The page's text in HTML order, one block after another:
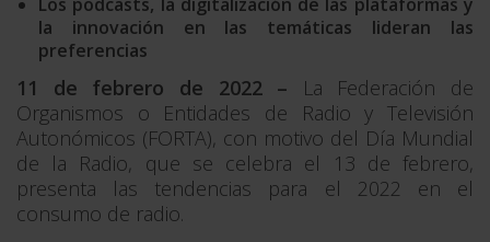
la innovación en las temáticas lideran las
preferencias
11 de febrero de 2022 – La Federación de
Organismos o Entidades de Radio y Televisión
Autonómicos (FORTA), con motivo del Día Mundial
de la Radio, que se celebra el 13 de febrero,
presenta las tendencias para el 2022 en el
consumo de radio.